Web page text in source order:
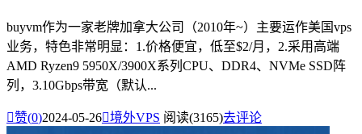
buyvm作为一家老牌加拿大公司（2010年~）主要运作美国vps
业务，特色非常明显：1.价格便宜，低至$2/月，2.采用高端
AMD Ryzen9 5950X/3900X系列CPU、DDR4、NVMe SSD阵
列，3.10Gbps带宽（默认...
赞(0)2024-05-26境外VPS 阅读(3165)去评论